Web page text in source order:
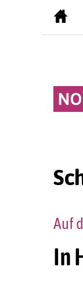
In
Auf